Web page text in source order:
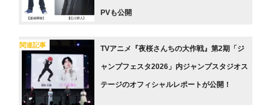
PVも公開
関連記事 TVアニメ『夜桜さんちの大作戦』第2期「ジ
ャンプフェスタ2026」内ジャンプスタジオス
テージのオフィシャルレポートが公開！